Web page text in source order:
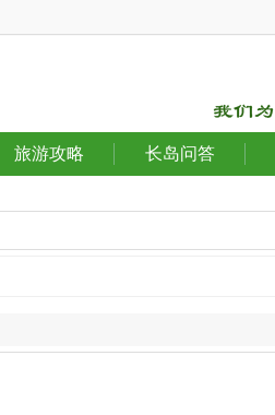
旅游攻略 长岛问答